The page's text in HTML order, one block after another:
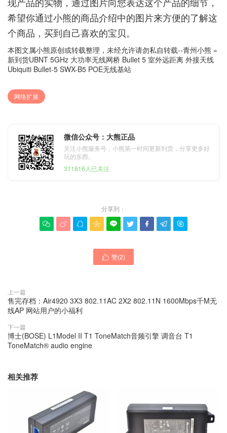
希望你通过小熊的商品介绍中的图片来方便的了解这
个商品，买到自己喜欢的宝贝。
本图文属小熊原创或转载整理，未经允许请勿私自转载--青州小熊 »
新到货UBNT 5GHz 大功率无线网桥 Bullet 5 室外远距离 外接天线
Ubiquiti Bullet-5 SWX-B5 POE无线基站
网络扩展
微信公众号：大熊正品
关注小熊服务号，小熊第一时间更新到货，分享更多好
玩的东西。
311816人已关注
分享到：
        
 赞(2)
上一篇
售完存档：Air4920 3X3 802.11AC 2X2 802.11N 1600Mbps千M无
线AP 网站用户的小福利
下一篇
博士(BOSE) L1Model II T1 ToneMatch音频引擎 调音台 T1
ToneMatch® audio engine
相关推荐